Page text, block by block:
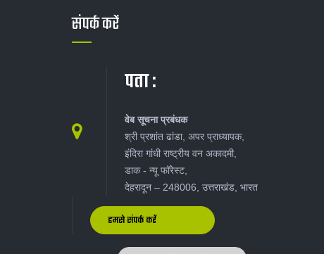
संपर्क करें
पता :
वेब सूचना प्रबंधक
श्री प्रशांत ढांडा, अपर प्राध्यापक,
इंदिरा गांधी राष्ट्रीय वन अकादमी,
डाक - न्यू‍ फॉरेस्ट,
देहरादून – 248006, उत्तराखंड, भारत
हमसे संपर्क करें